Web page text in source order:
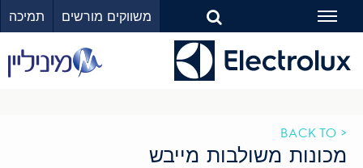
תמיכה משווקים מורשים
Toggle
navigation
< BACK TO
מכונות משולבות מייבש